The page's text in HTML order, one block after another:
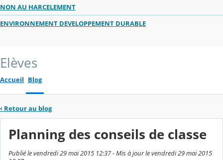
NON AU HARCELEMENT
ENVIRONNEMENT DEVELOPPEMENT DURABLE
Elèves
Accueil Blog
‹ Retour au blog
Planning des conseils de classe
Publié le vendredi 29 mai 2015 12:37 - Mis à jour le vendredi 29 mai 2015